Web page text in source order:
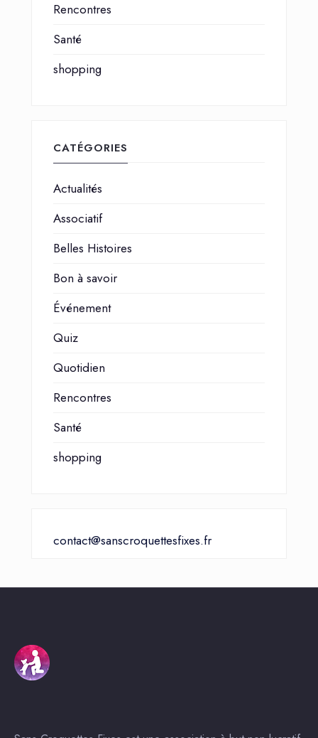
Rencontres
Santé
shopping
CATÉGORIES
Actualités
Associatif
Belles Histoires
Bon à savoir
Événement
Quiz
Quotidien
Rencontres
Santé
shopping
contact@sanscroquettesfixes.fr